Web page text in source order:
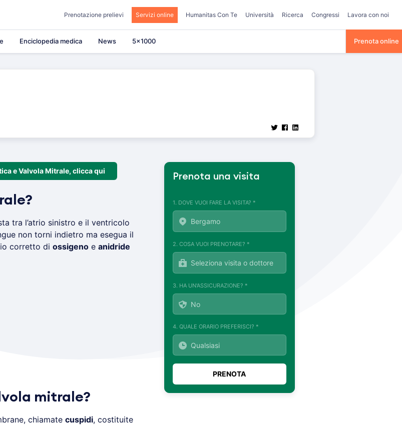
Prenotazione prelievi Servizi online Humanitas Con Te Università Ricerca Congressi Lavora con noi
Enciclopedia medica News 5×1000 Prenota online
e Valvola Mitrale, clicca qui
tra l’atrio sinistro e il ventricolo
non torni indietro ma esegua il
corretto di ossigenoe anidride
mitrale?
chiamate cuspidi, costituite
Prenota una visita
1. DOVE VUOI FARE LA VISITA? *
2. COSA VUOI PRENOTARE? *
3. HA UN'ASSICURAZIONE? *
4. QUALE ORARIO PREFERISCI? *